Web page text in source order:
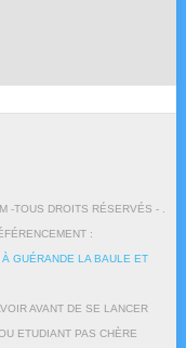
-TOUS DROITS RÉSERVÉS - .
:
GUÉRANDE LA BAULE ET
AVANT DE SE LANCER
ETUDIANT PAS CHÈRE